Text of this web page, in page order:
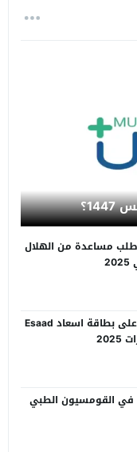
مساعدة من الهلال
كيفية الحصول على بطاقة اسعاد Esaad
في القومسيون الطبي